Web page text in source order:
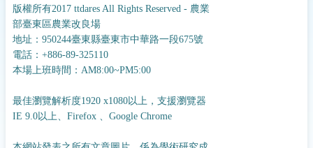
版權所有2017 ttdares All Rights Reserved - 農業
部臺東區農業改良場
地址：950244臺東縣臺東市中華路一段675號
電話：+886-89-325110
本場上班時間：AM8:00~PM5:00
最佳瀏覽解析度1920 x1080以上，支援瀏覽器
IE 9.0以上、Firefox 、Google Chrome